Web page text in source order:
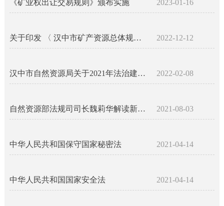
《矿业权出让交易规则》颁布实施 2023-01-16
关于印发 〈 汉中市矿产资源总体规划( 2021-2025 年 ）〉 的通知 2022-12-12
汉中市自然资源局关于2021年法治建设工作情况的报告 2022-02-08
自然资源部法规司司长魏莉华解读新土地管理法 2021-08-03
中华人民共和国保守国家秘密法 2021-04-14
中华人民共和国国家安全法 2021-04-14